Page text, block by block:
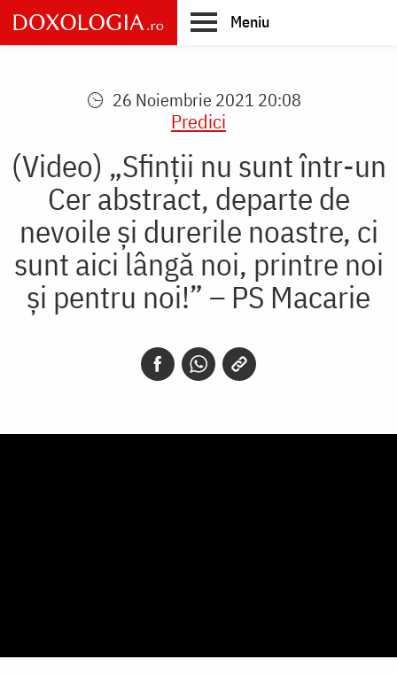
Skip
to
main
Meniu
26 Noiembrie 2021 20:08
Predici
(Video) „Sfinții nu sunt într-un
Cer abstract, departe de
nevoile și durerile noastre, ci
sunt aici lângă noi, printre noi
și pentru noi!” – PS Macarie